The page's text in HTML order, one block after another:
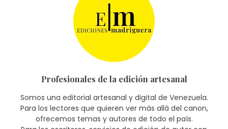
Profesionales de la edición artesanal
Somos una editorial artesanal y digital de Venezuela.
Para los lectores que quieren ver más allá del canon,
ofrecemos temas y autores de todo el país.